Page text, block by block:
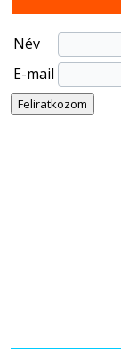
Név
E-mail